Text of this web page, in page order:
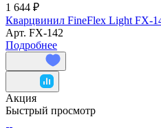
1 644 ₽
Кварцвинил FineFlex Light FX-
Арт. FX-142
Подробнее
Акция
Быстрый просмотр